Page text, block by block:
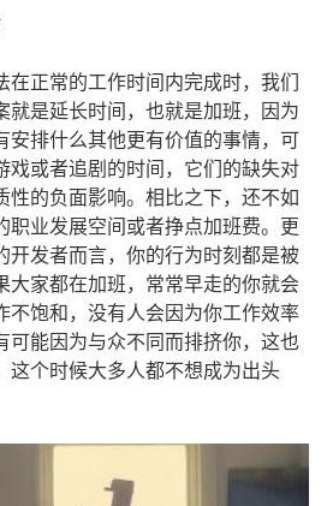
在正常的工作时间内完成时，我们
就是延长时间，也就是加班，因为
安排什么其他更有价值的事情，可
戏或者追剧的时间，它们的缺失对
性的负面影响。相比之下，还不如
职业发展空间或者挣点加班费。更
开发者而言，你的行为时刻都是被
大家都在加班，常常早走的你就会
不饱和，没有人会因为你工作效率
可能因为与众不同而排挤你，这也
这个时候大多人都不想成为出头